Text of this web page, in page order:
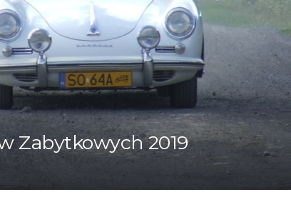
Zabytkowych 2019